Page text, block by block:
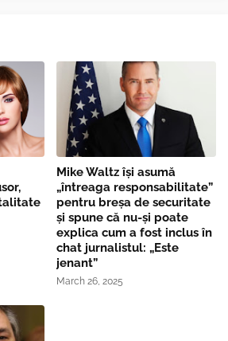
Mike Waltz îşi asumă
„întreaga responsabilitate”
pentru breşa de securitate
și spune că nu-și poate
explica cum a fost inclus în
chat jurnalistul: „Este
jenant”
March 26, 2025